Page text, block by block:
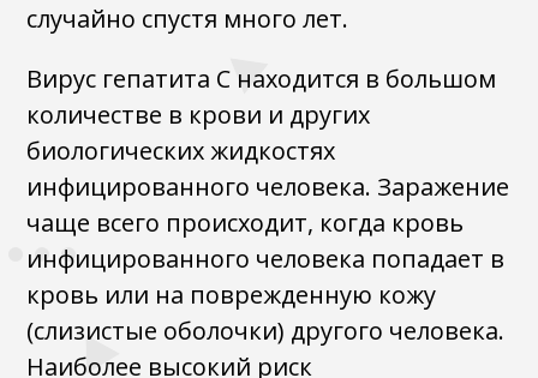
случайно спустя много лет.
Вирус гепатита С находится в большом
количестве в крови и других
биологических жидкостях
инфицированного человека. Заражение
чаще всего происходит, когда кровь
инфицированного человека попадает в
кровь или на поврежденную кожу
(слизистые оболочки) другого человека.
Наиболее высокий риск